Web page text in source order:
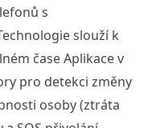
s
slouží k
čase Aplikace v
pro detekci změny
osoby (ztráta